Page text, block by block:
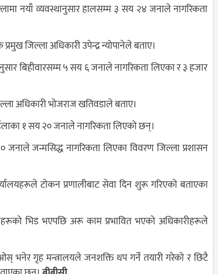
नयाँ व्यवस्थानुसार हालसम्म ३ सय २४ जनाले नागरिकता
जिल्ला अधिकारी उपेन्द्र न्योपानेले बताए।
बिहीवारसम्म ५ सय ६ जनाले नागरिकता लिएका र ३ हजार
अधिकारी भोजराज खतिवडाले बताए।
१ सय २० जनाले नागरिकता लिएको छन्।
जन्मसिद्ध नागरिकता लिएका विवरण जिल्ला प्रशासन
टोकन प्रणालीबाट सेवा दिन शुरू गरिएको बताएका
भिड भएपछि अरू काम प्रभावित भएको अधिकारीहरूले
भनेर गृह मन्त्रालयले जनशक्ति थप गर्ने तयारी गरेको र छिटै